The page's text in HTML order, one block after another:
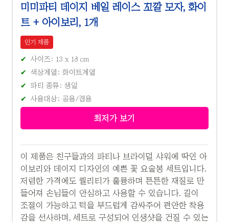
미미파티 데이지 베일 레이스 꼬깔 모자, 화이
트 + 아이보리, 1개
인기 제품
사이즈: 13 x 18 cm
색상계열: 화이트계열
파티 종류: 생일
사용대상: 공용/겸용
최저가 보기
이 제품은 친구들과의 파티나 브라이덜 샤워에 딱인 아
이보리와 데이지 디자인의 예쁜 꽃 요술봉 세트입니다.
저렴한 가격에도 퀄리티가 훌륭하며 튼튼한 재질로 만
들어져 손님들이 안심하고 사용할 수 있습니다. 길이
조절이 가능하고 턱을 부드럽게 감싸주어 편안한 착용
감을 선사하며, 세트로 구성되어 인생샷을 건질 수 있는